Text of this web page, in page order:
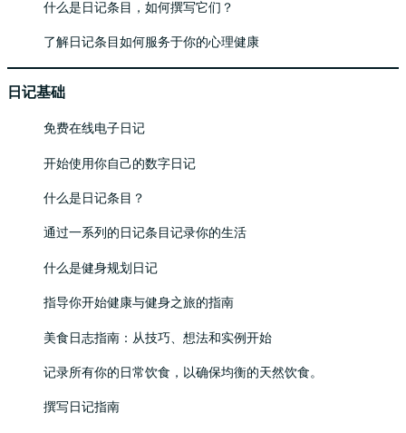
什么是日记条目，如何撰写它们？
了解日记条目如何服务于你的心理健康
日记基础
免费在线电子日记
开始使用你自己的数字日记
什么是日记条目？
通过一系列的日记条目记录你的生活
什么是健身规划日记
指导你开始健康与健身之旅的指南
美食日志指南：从技巧、想法和实例开始
记录所有你的日常饮食，以确保均衡的天然饮食。
撰写日记指南